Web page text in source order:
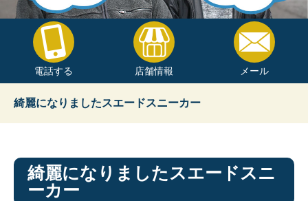
電話する 店舗情報 メール
綺麗になりましたスエードスニーカー
綺麗になりましたスエードスニ
ーカー